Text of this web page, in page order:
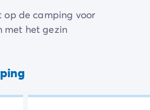
de camping voor
met het gezin